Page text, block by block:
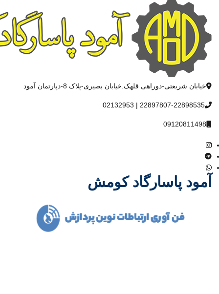
خیابان شریعتی-دوراهی قلهک.خیابان بصیری-پلاک 8-دپارتمان آمود
22897807-22898535 | 02132953
09120811498
آمود پاسارگاد کومش